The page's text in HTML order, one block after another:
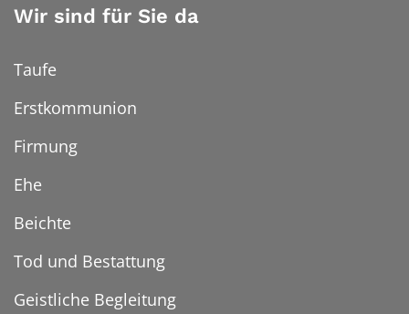
Wir sind für Sie da
Taufe
Erstkommunion
Firmung
Ehe
Beichte
Tod und Bestattung
Geistliche Begleitung